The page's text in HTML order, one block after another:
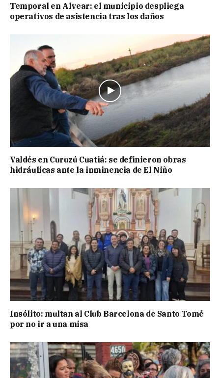
Temporal en Alvear: el municipio despliega
operativos de asistencia tras los daños
Valdés en Curuzú Cuatiá: se definieron obras
hidráulicas ante la inminencia de El Niño
Insólito: multan al Club Barcelona de Santo Tomé
por no ir a una misa